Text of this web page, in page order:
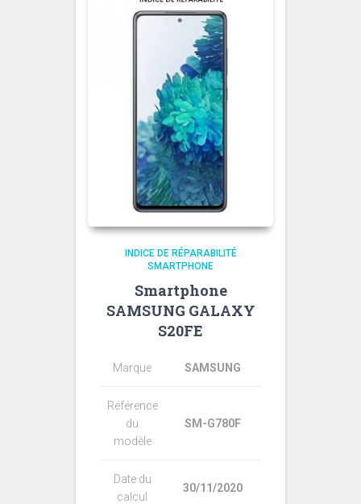
INDICE DE RÉPARABILITÉ
SMARTPHONE
Smartphone
SAMSUNG GALAXY
S20FE
Marque SAMSUNG
Référence
du
modèle
SM-G780F
Date du
calcul
30/11/2020